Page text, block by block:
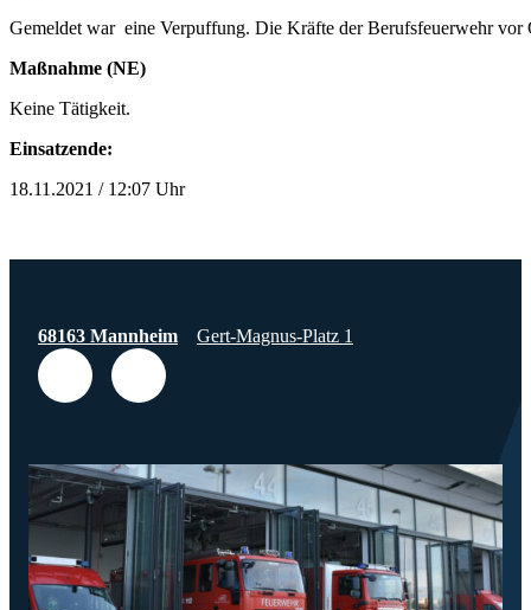
Gemeldet war eine Verpuffung. Die Kräfte der Berufsfeuerwehr vor
Maßnahme (NE)
Keine Tätigkeit.
Einsatzende:
18.11.2021 / 12:07 Uhr
68163 Mannheim Gert-Magnus-Platz 1